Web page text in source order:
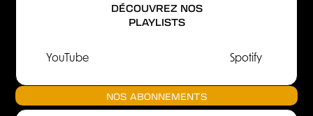
DÉCOUVREZ NOS
PLAYLISTS
YouTube Spotify
NOS ABONNEMENTS